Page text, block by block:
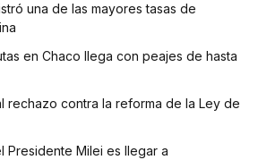
una de las mayores tasas de
en Chaco llega con peajes de hasta
rechazo contra la reforma de la Ley de
Presidente Milei es llegar a